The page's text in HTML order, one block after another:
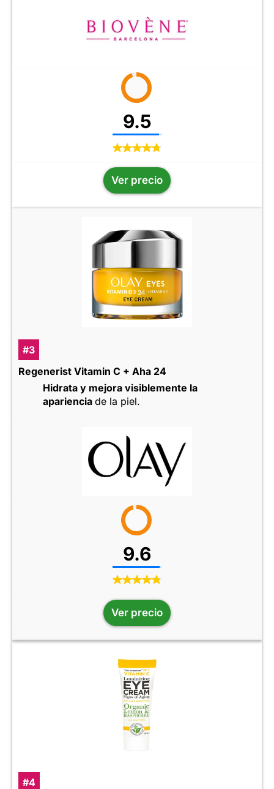
9.5
Ver precio
#3
Regenerist Vitamin C + Aha 24
Hidrata y mejora visiblemente la
apariencia de la piel.
9.6
Ver precio
#4